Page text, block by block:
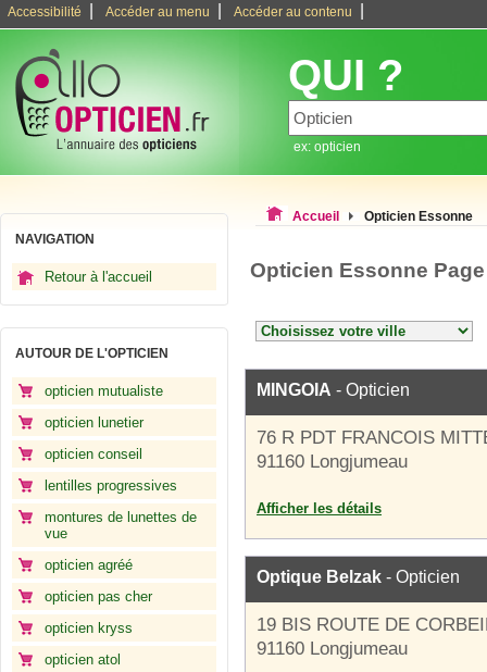
Accessibilité Accéder au menu Accéder au contenu
QUI ?
ex: opticien
NAVIGATION
Retour à l'accueil
AUTOUR DE L'OPTICIEN
opticien mutualiste
opticien lunetier
opticien conseil
lentilles progressives
montures de lunettes de
vue
opticien agréé
opticien pas cher
opticien kryss
opticien atol
Accueil Opticien Essonne
Opticien Essonne
MINGOIA - Opticien
76 R PDT FRANCOIS
91160 Longjumeau
Afficher les détails
Optique Belzak - Opticien
19 BIS ROUTE DE
91160 Longjumeau